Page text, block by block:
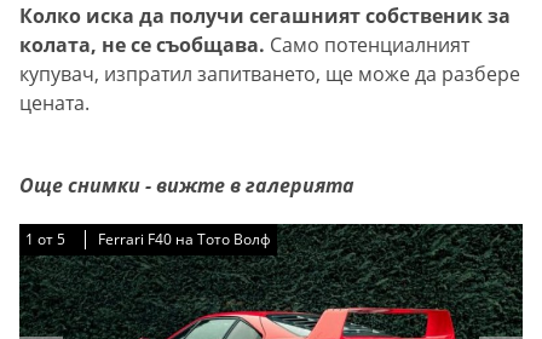
Колко иска да получи сегашният собственик за
колата, не се съобщава. Само потенциалният
купувач, изпратил запитването, ще може да разбере
цената.
Още снимки - вижте в галерията
1 от5 Ferrari F40 на Тото Волф
1 от5 Ferrari F40 на Тото Волф
1 от5 Ferrari F40 на Тото Волф
1 от5 Ferrari F40 на Тото Волф
1 от5 Ferrari F40 на Тото Волф